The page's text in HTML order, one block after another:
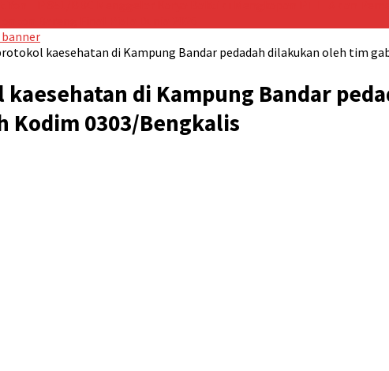
kaesehatan di Kampung Bandar pedadah dilakukan oleh tim
di Kampung Bandar
Kodim 0303/Bengkalis